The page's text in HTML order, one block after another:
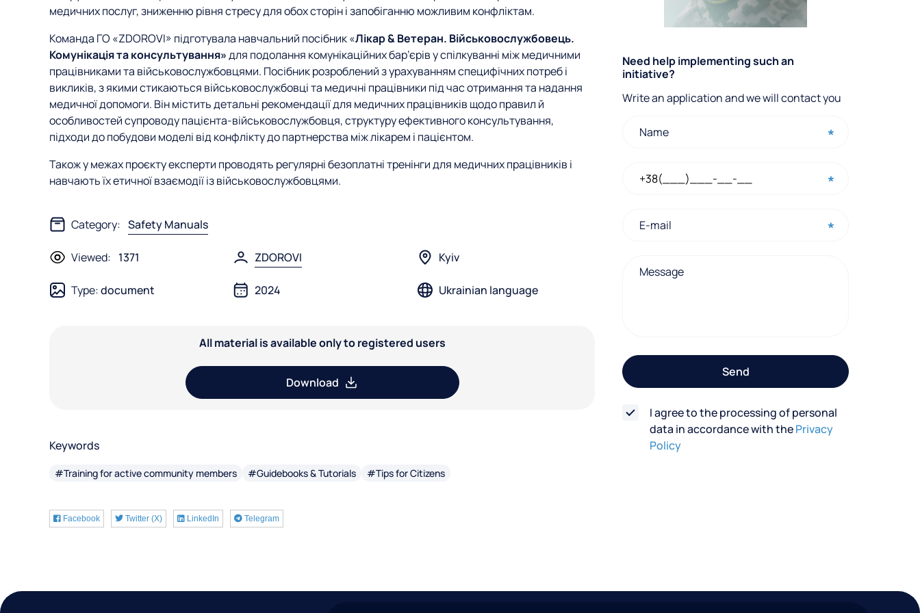
медичних послуг, зниженню рівня стресу для обох сторін і запобіганню можливим конфліктам.
Команда ГО «ZDOROVI» підготувала навчальний посібник «Лікар & Ветеран. Військовослужбовець.
Комунікація та консультування»для подолання комунікаційних бар’єрів у спілкуванні між медичними
працівниками та військовослужбовцями. Посібник розроблений з урахуванням специфічних потреб і
викликів, з якими стикаються військовослужбовці та медичні працівники під час отримання та надання
медичної допомоги. Він містить детальні рекомендації для медичних працівників щодо правил й
особливостей супроводу пацієнта-військовослужбовця, структуру ефективного консультування,
підходи до побудови моделі від конфлікту до партнерства між лікарем і пацієнтом.
Також у межах проєкту експерти проводять регулярні безоплатні тренінги для медичних працівників і
навчають їх етичної взаємодії із військовослужбовцями.
Category: Safety Manuals
Viewed: 1371 ZDOROVI Kyiv
Type:document 2024 Ukrainian language
All material is available only to registered users
Download
Keywords
#Training for active community members #Guidebooks & Tutorials #Tips for Citizens
Facebook Twitter (X) LinkedIn Telegram
Q
u
i
o
r
m
Need help implementing such an
initiative?
Write an application and we will contact you
Send
I agree to the processing of personal
data in accordance with thePrivacy
Policy